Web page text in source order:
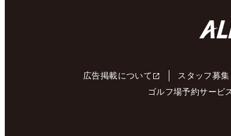
広告掲載について スタッフ募集
ゴルフ場予約サービ